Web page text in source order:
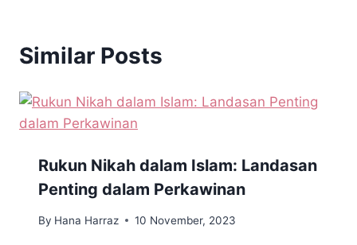
Similar Posts
Rukun Nikah dalam Islam: Landasan
Penting dalam Perkawinan
By Hana Harraz 10 November, 2023